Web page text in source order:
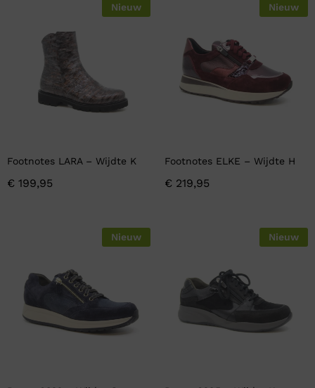
Nieuw
Footnotes LARA – Wijdte K
€ 199,95
Nieuw
Footnotes ELKE – Wijdte H
€ 219,95
Nieuw Nieuw